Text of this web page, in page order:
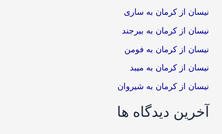
نیسان از کرمان به ساری
نیسان از کرمان به بیرجند
نیسان از کرمان به فومن
نیسان از کرمان به میبد
نیسان از کرمان به شیروان
آخرین دیدگاه ها